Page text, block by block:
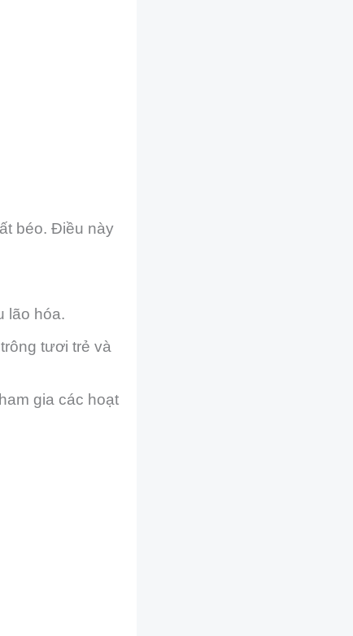
béo. Điều này
lão hóa.
tươi trẻ và
gia các hoạt